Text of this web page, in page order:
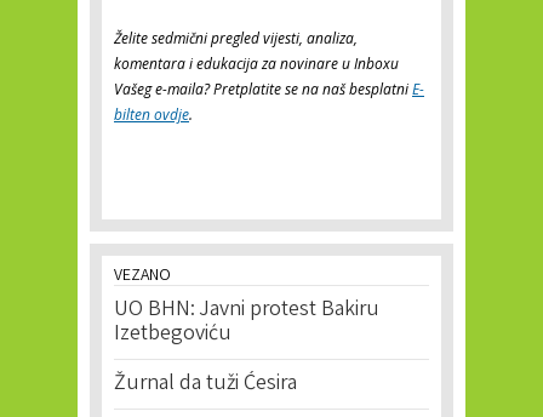
Želite sedmični pregled vijesti, analiza,
komentara i edukacija za novinare u Inboxu
Vašeg e-maila? Pretplatite se na naš besplatniE-
bilten ovdje.
VEZANO
UO BHN: Javni protest Bakiru
Izetbegoviću
Žurnal da tuži Ćesira